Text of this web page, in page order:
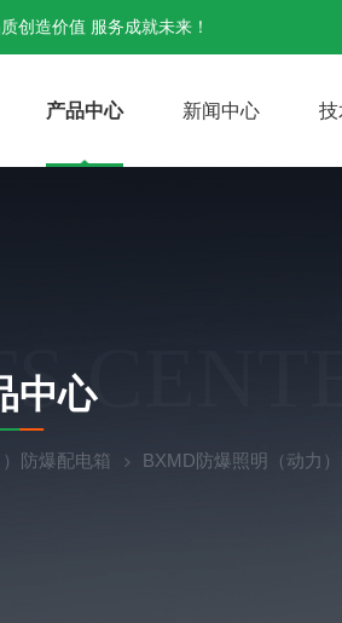
创造价值 服务成就未来！
产品中心 新闻中心 技
中心
防爆配电箱 BXMD防爆照明（动力